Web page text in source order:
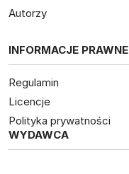
Autorzy
INFORMACJE PRAWNE
Regulamin
Licencje
Polityka prywatności
WYDAWCA